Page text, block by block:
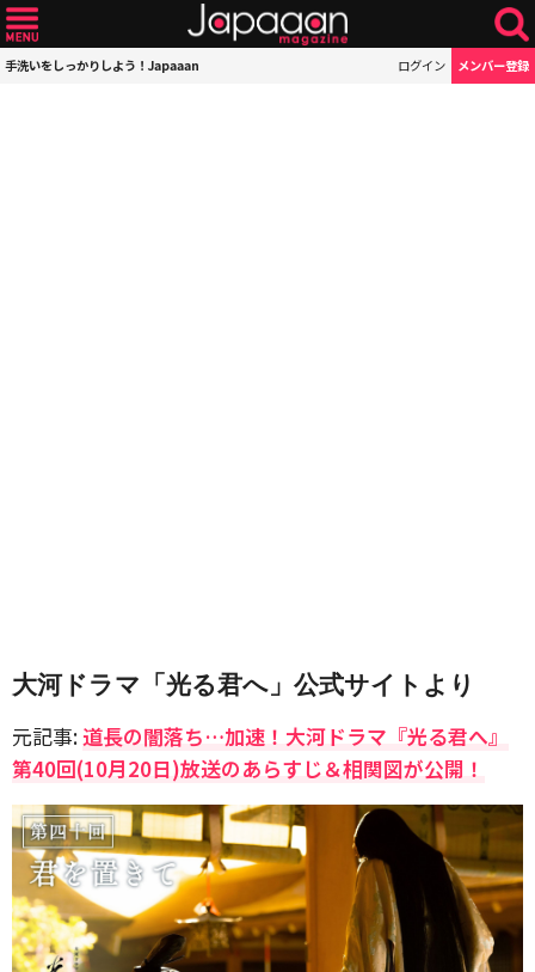
手洗いをしっかりしよう！Japaaan ログイン メンバー登録
大河ドラマ「光る君へ」公式サイトより
元記事:道長の闇落ち…加速！大河ドラマ『光る君へ』
第40回(10月20日)放送のあらすじ＆相関図が公開！